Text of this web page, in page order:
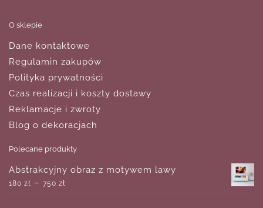
O sklepie
Dane kontaktowe
Regulamin zakupów
Polityka prywatności
Czas realizacji i koszty dostawy
Reklamacje i zwroty
Blog o dekoracjach
Polecane produkty
Abstrakcyjny obraz z motywem lawy
180 zł – 750 zł